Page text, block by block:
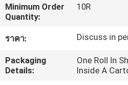
กับ
เรา
ทัวร์
Minimum Order
Quantity:
10R
ราคา: Discuss in
Packaging
Details:
One Roll In
Inside A